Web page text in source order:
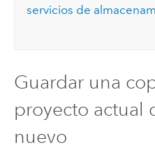
servicios de
Guardar una
proyecto actual
nuevo